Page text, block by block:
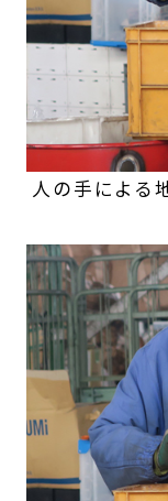
人の手による